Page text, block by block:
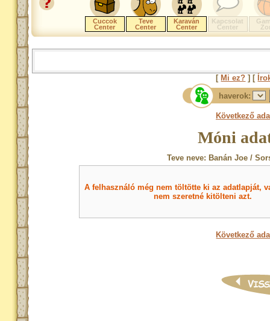
Cuccok
Center
Teve
Center
Karaván
Center
Kapcsolat
Center
[ Mi ez? ] [
haverok:
Következő
Móni
Teve neve: Banán Joe /
A felhasználó még nem töltötte ki az adatlapját,
nem szeretné kitölteni azt.
Következő